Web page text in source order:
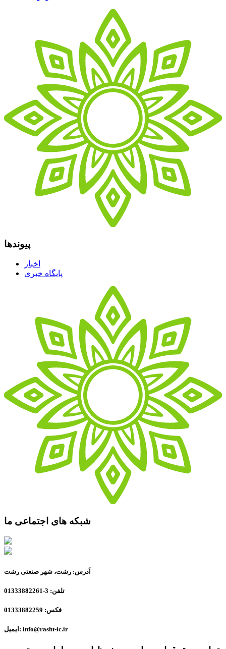
پیوندها
اخبار
پایگاه خبری
شبکه های اجتماعی ما
آدرس: رشت، شهر صنعتی رشت
تلفن: 3-01333882261
فکس: 01333882259
ایمیل: info@rasht-ic.ir